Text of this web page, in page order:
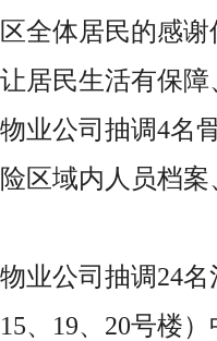
全体居民的感谢
居民生活有保障
业公司抽调4名
区域内人员档
业公司抽调24
、19、20号楼